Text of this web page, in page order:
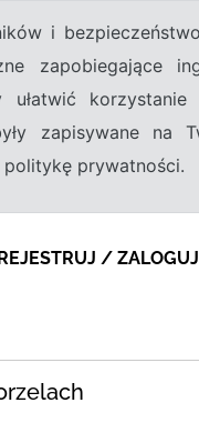
i
zapobiegające
zapisywane na
prywatności.
/ ZALOGUJ